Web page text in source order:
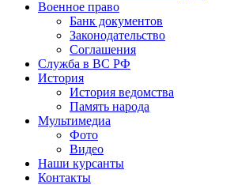
Военное право
Банк документов
Законодательство
Соглашения
Служба в ВС РФ
История
История ведомства
Память народа
Мультимедиа
Фото
Видео
Наши курсанты
Контакты